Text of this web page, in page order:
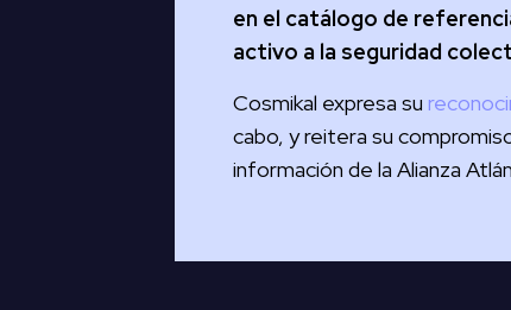
en el catálogo de
activo a la seguridad
Cosmikal expresa su
cabo, y reitera su
información de la Alianza